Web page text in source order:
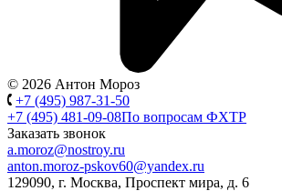
© 2026 Антон Мороз
+7 (495) 987-31-50
+7 (495) 481-09-08По вопросам ФХТР
Заказать звонок
a.moroz@nostroy.ru
anton.moroz-pskov60@yandex.ru
129090, г. Москва, Проспект мира, д. 6